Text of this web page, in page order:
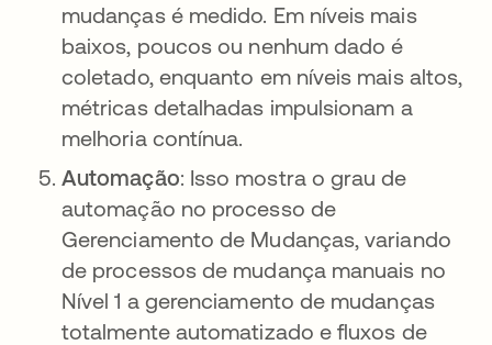
mudanças é medido. Em níveis mais
baixos, poucos ou nenhum dado é
coletado, enquanto em níveis mais altos,
métricas detalhadas impulsionam a
melhoria contínua.
Automação: Isso mostra o grau de
automação no processo de
Gerenciamento de Mudanças, variando
de processos de mudança manuais no
Nível 1 a gerenciamento de mudanças
totalmente automatizado e fluxos de